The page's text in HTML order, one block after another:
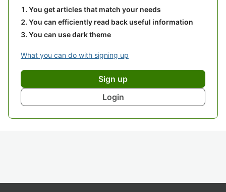
You get articles that match your needs
You can efficiently read back useful information
You can use dark theme
What you can do with signing up
Sign up
Login